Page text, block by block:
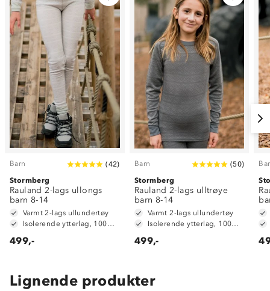
Barn (42)
Stormberg
Rauland 2-lags ullongs
barn 8-14
Varmt 2-lags ullundertøy
499,-
Barn (50)
Stormberg
Rauland 2-lags ulltrøye
barn 8-14
Varmt 2-lags ullundertøy
499,-
Lignende produkter